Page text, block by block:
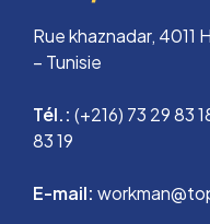
Rue khaznadar, 4011
– Tunisie
Tél.: (+216) 73 29 83
83 19
E-mail: